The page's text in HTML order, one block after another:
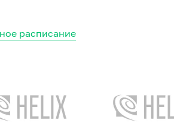
расписание